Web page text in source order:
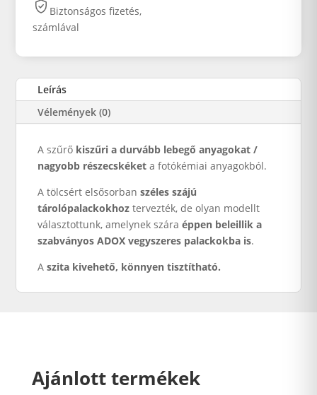
Biztonságos fizetés,
számlával
Leírás
Vélemények (0)
A szűrő kiszűri a durvább lebegő anyagokat /
nagyobb részecskéket a fotókémiai anyagokból.
A tölcsért elsősorbanszéles szájú
tárolópalackokhoz tervezték, de olyan modellt
választottunk, amelynek száraéppen beleillik a
szabványos ADOX vegyszeres palackokba is.
Aszita kivehető, könnyen tisztítható.
Ajánlott termékek